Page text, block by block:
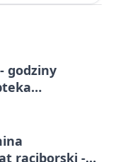
godziny
raciborski -